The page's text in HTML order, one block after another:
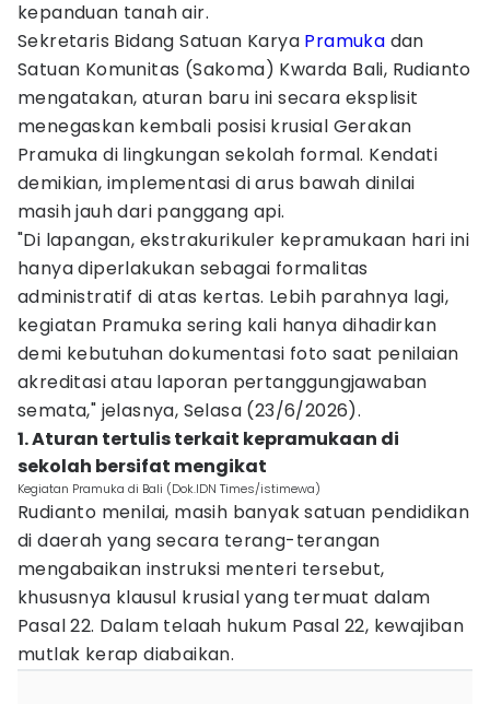
kepanduan tanah air.
Sekretaris Bidang Satuan Karya Pramuka dan
Satuan Komunitas (Sakoma) Kwarda Bali, Rudianto
mengatakan, aturan baru ini secara eksplisit
menegaskan kembali posisi krusial Gerakan
Pramuka di lingkungan sekolah formal. Kendati
demikian, implementasi di arus bawah dinilai
masih jauh dari panggang api.
"Di lapangan, ekstrakurikuler kepramukaan hari ini
hanya diperlakukan sebagai formalitas
administratif di atas kertas. Lebih parahnya lagi,
kegiatan Pramuka sering kali hanya dihadirkan
demi kebutuhan dokumentasi foto saat penilaian
akreditasi atau laporan pertanggungjawaban
semata," jelasnya, Selasa (23/6/2026).
1. Aturan tertulis terkait kepramukaan di
sekolah bersifat mengikat
Kegiatan Pramuka di Bali (Dok.IDN Times/istimewa)
Rudianto menilai, masih banyak satuan pendidikan
di daerah yang secara terang-terangan
mengabaikan instruksi menteri tersebut,
khususnya klausul krusial yang termuat dalam
Pasal 22. Dalam telaah hukum Pasal 22, kewajiban
mutlak kerap diabaikan.